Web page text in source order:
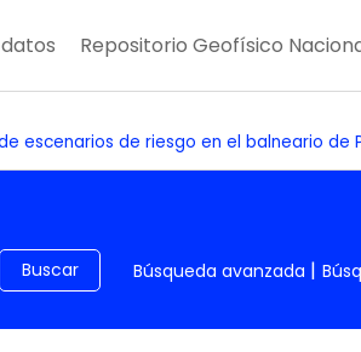
Repositorio Geofísico
escenarios de riesgo en el balneario de
Buscar Búsqueda avanzada